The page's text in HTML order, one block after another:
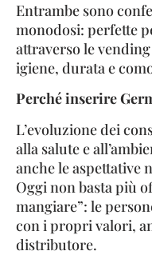
Entrambe sono
monodosi: perfette
attraverso le
igiene, durata e
Perché inserire
L’evoluzione dei
alla salute e
anche le aspettative
Oggi non basta più
mangiare”: le
con i propri valori,
distributore.